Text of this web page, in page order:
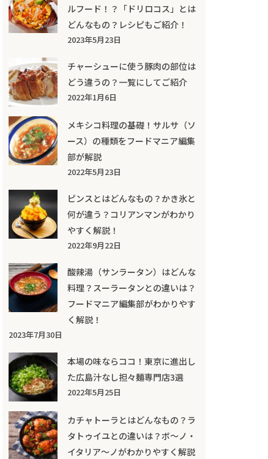
ルフード！？「ドリロコス」とは
どんなもの？レシピもご紹介！
2023年5月23日
チャーシューに使う豚肉の部位は
どう違うの？一覧にしてご紹介
2022年1月6日
メキシコ料理の基礎！サルサ（ソ
ース）の種類をフードマニア編集
部が解説
2022年5月23日
ピンスとはどんなもの？かき氷と
何が違う？コリアンマンがわかり
やすく解説！
2022年9月22日
酸辣湯（サンラータン）はどんな
料理？スーラータンとの違いは？
フードマニア編集部がわかりやす
く解説！
2023年7月30日
本場の味ならココ！東京に進出し
た広島汁なし担々麺専門店3選
2022年5月25日
カチャトーラとはどんなもの？ラ
タトゥイユとの違いは？ボ～ノ・
イタリア～ノがわかりやすく解説